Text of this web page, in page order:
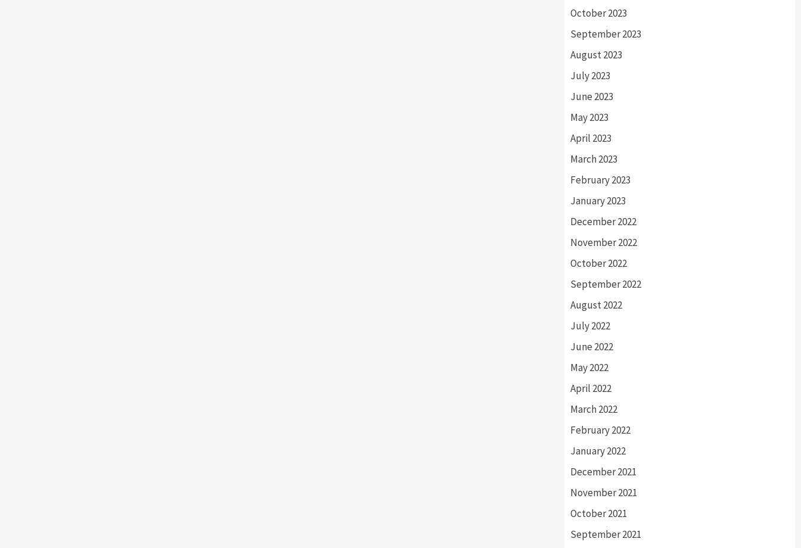
October 2023
September 2023
August 2023
July 2023
June 2023
May 2023
April 2023
March 2023
February 2023
January 2023
December 2022
November 2022
October 2022
September 2022
August 2022
July 2022
June 2022
May 2022
April 2022
March 2022
February 2022
January 2022
December 2021
November 2021
October 2021
September 2021